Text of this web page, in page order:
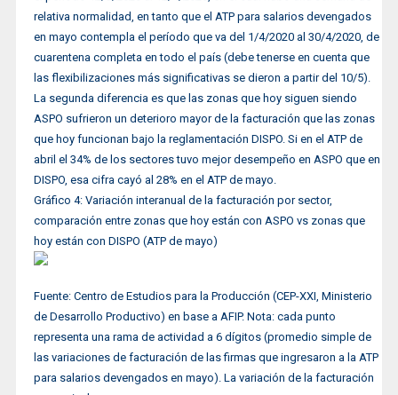
relativa normalidad, en tanto que el ATP para salarios devengados
en mayo contempla el período que va del 1/4/2020 al 30/4/2020, de
cuarentena completa en todo el país (debe tenerse en cuenta que
las flexibilizaciones más significativas se dieron a partir del 10/5).
La segunda diferencia es que las zonas que hoy siguen siendo
ASPO sufrieron un deterioro mayor de la facturación que las zonas
que hoy funcionan bajo la reglamentación DISPO. Si en el ATP de
abril el 34% de los sectores tuvo mejor desempeño en ASPO que en
DISPO, esa cifra cayó al 28% en el ATP de mayo.
Gráfico 4: Variación interanual de la facturación por sector,
comparación entre zonas que hoy están con ASPO vs zonas que
hoy están con DISPO (ATP de mayo)
Fuente: Centro de Estudios para la Producción (CEP-XXI, Ministerio
de Desarrollo Productivo) en base a AFIP. Nota: cada punto
representa una rama de actividad a 6 dígitos (promedio simple de
las variaciones de facturación de las firmas que ingresaron a la ATP
para salarios devengados en mayo). La variación de la facturación